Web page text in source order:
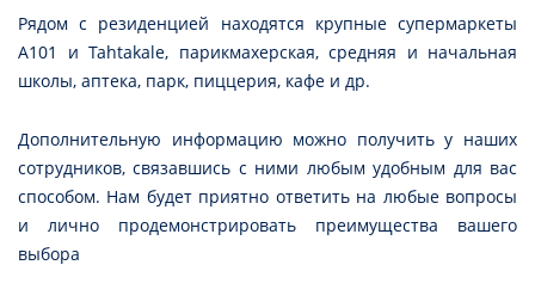
Рядом с резиденцией находятся крупные супермаркеты
А101 и Tahtakale, парикмахерская, средняя и начальная
школы, аптека, парк, пиццерия, кафе и др.
Дополнительную информацию можно получить у наших
сотрудников, связавшись с ними любым удобным для вас
способом. Нам будет приятно ответить на любые вопросы
и лично продемонстрировать преимущества вашего
выбора